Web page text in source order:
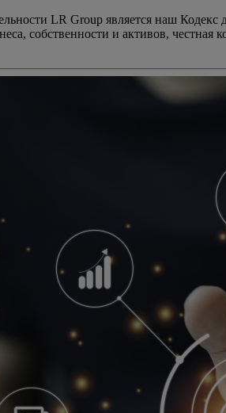
LR Group является наш
собственности и активов,